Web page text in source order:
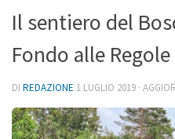
Il sentiero del
Fondo alle
DI REDAZIONE 1 LUGLIO 2019 ·